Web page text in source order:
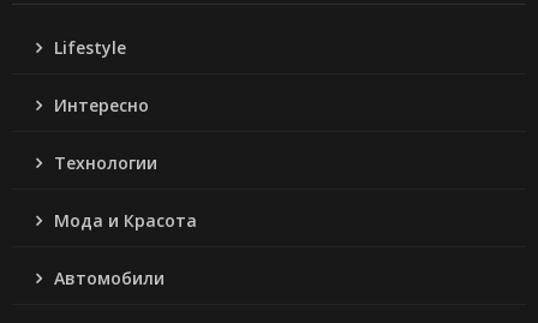
Lifestyle
Интересно
Технологии
Мода и Красота
Автомобили